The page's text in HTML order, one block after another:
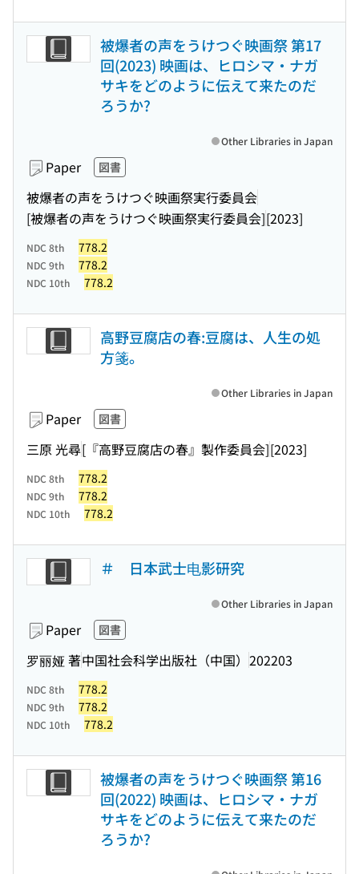
被爆者の声をうけつぐ映画祭 第17
回(2023) 映画は、ヒロシマ・ナガ
サキをどのように伝えて来たのだ
ろうか?
Paper 図書
被爆者の声をうけつぐ映画祭実行委員会
[被爆者の声をうけつぐ映画祭実行委員会][2023]
Other Libraries in Japan
NDC 8th 778.2
NDC 9th 778.2
NDC 10th 778.2
高野豆腐店の春:豆腐は、人生の処
方箋。
Paper 図書
三原 光尋[『高野豆腐店の春』製作委員会][2023]
Other Libraries in Japan
NDC 8th 778.2
NDC 9th 778.2
NDC 10th 778.2
＃ 日本武士电影研究
Paper 図書
罗丽娅 著中国社会科学出版社（中国） 202203
Other Libraries in Japan
NDC 8th 778.2
NDC 9th 778.2
NDC 10th 778.2
被爆者の声をうけつぐ映画祭 第16
回(2022) 映画は、ヒロシマ・ナガ
サキをどのように伝えて来たのだ
ろうか?